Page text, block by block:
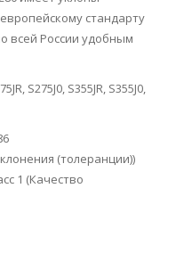
стандарту
всей России удобным
S275J0, S355JR, S355J0,
(толеранции))
1 (Качество